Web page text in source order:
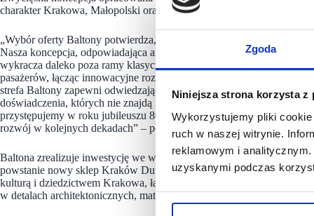
Zgoda
Niniejsza strona korzysta z
Wykorzystujemy pliki
ruch w naszej witrynie.
reklamowym i
uzyskanymi podczas
charakter Krakowa, Małopolski oraz samego lotniska.
„Wybór oferty Baltony potwierdza, że na rynku travel retail liczy się
Nasza koncepcja, odpowiadająca ambicjom Kraków Airport,
wykracza daleko poza ramy klasycznej przestrzeni handlowej. Cały
pasażerów, łącząc innowacyjne rozwiązania z elementami
strefa Baltony zapewni odwiedzającym nie tylko wygodę zakupów i
doświadczenia, których nie znajdą na żadnym innym lotnisku.
przystępujemy w roku jubileuszu 80-lecia Baltony. Chcemy, aby
rozwój w kolejnych dekadach” – podkreśla Wojciech Czernek, Prezes
Baltona zrealizuje inwestycję we współpracy z renomowanym
powstanie nowy sklep Kraków Duty Free by Baltona o powierzchni
kulturą i dziedzictwem Krakowa, łączący zarówno nawiązania do
w detalach architektonicznych, materiałach oraz spójnej komunikacji